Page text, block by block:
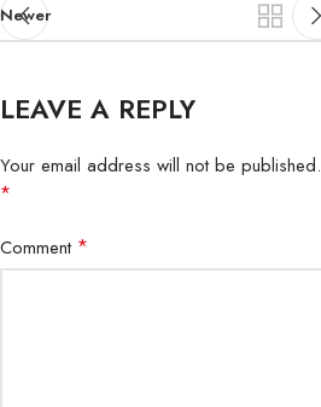
Newer
LEAVE A REPLY
Your email address will not be published.
*
Comment *